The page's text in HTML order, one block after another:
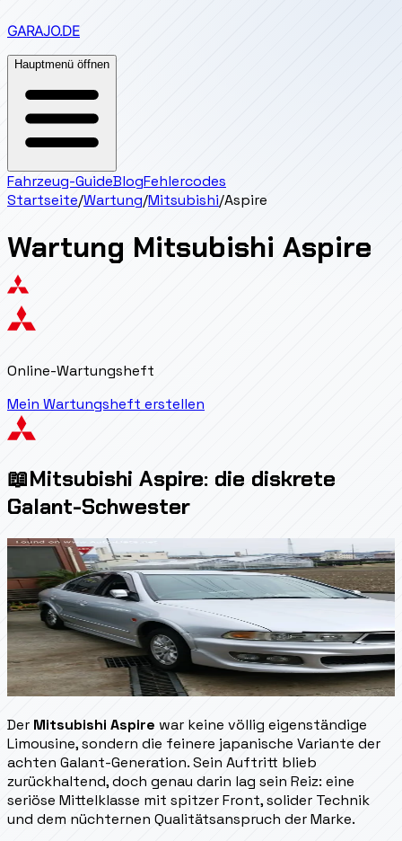
GARAJO.DE
Hauptmenü öffnen
Fahrzeug-GuideBlogFehlercodes
Startseite/Wartung/Mitsubishi/Aspire
Wartung Mitsubishi Aspire
Online-Wartungsheft
Mein Wartungsheft erstellen
📖Mitsubishi Aspire: die diskrete
Galant-Schwester
Der Mitsubishi Aspire war keine völlig eigenständige
Limousine, sondern die feinere japanische Variante der
achten Galant-Generation. Sein Auftritt blieb
zurückhaltend, doch genau darin lag sein Reiz: eine
seriöse Mittelklasse mit spitzer Front, solider Technik
und dem nüchternen Qualitätsanspruch der Marke.